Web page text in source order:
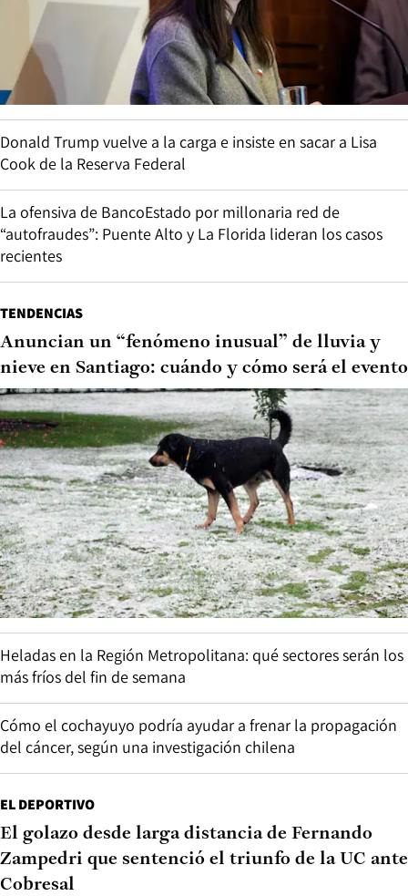
Donald Trump vuelve a la carga e insiste en sacar a Lisa
Cook de la Reserva Federal
La ofensiva de BancoEstado por millonaria red de
“autofraudes”: Puente Alto y La Florida lideran los casos
recientes
TENDENCIAS
Anuncian un “fenómeno inusual” de lluvia y
nieve en Santiago: cuándo y cómo será el evento
Heladas en la Región Metropolitana: qué sectores serán los
más fríos del fin de semana
Cómo el cochayuyo podría ayudar a frenar la propagación
del cáncer, según una investigación chilena
EL DEPORTIVO
El golazo desde larga distancia de Fernando
Zampedri que sentenció el triunfo de la UC ante
Cobresal